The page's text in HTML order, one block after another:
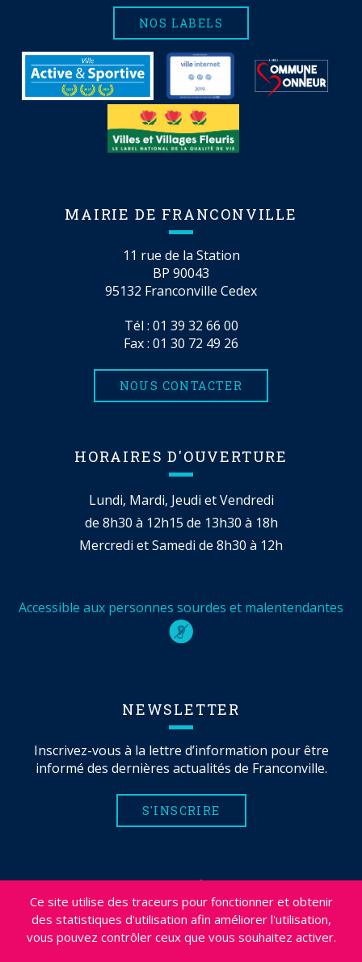
Ce site utilise des traceurs pour fonctionner et obtenir
des statistiques d'utilisation afin améliorer l'utilisation,
vous pouvez contrôler ceux que vous souhaitez activer.
NOS LABELS
MAIRIE DE FRANCONVILLE
11 rue de la Station
BP 90043
95132 Franconville Cedex
Tél : 01 39 32 66 00
Fax : 01 30 72 49 26
NOUS CONTACTER
HORAIRES D'OUVERTURE
Lundi, Mardi, Jeudi et Vendredi
de 8h30 à 12h15 de 13h30 à 18h
Mercredi et Samedi de 8h30 à 12h
Accessible aux personnes sourdes et malentendantes
NEWSLETTER
Inscrivez-vous à la lettre d’information pour être
informé des dernières actualités de Franconville.
S'INSCRIRE
MENTIONS LÉGALES
PLAN DU SITE
CRÉDITS
PROJETS